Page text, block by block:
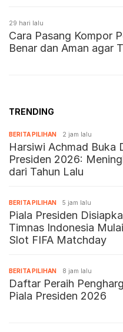
29 hari lalu
Cara Pasang Kompor
Benar dan Aman agar
TRENDING
BERITA PILIHAN 2 jam lalu
Harsiwi Achmad Buka
Presiden 2026:
dari Tahun Lalu
BERITA PILIHAN 5 jam lalu
Piala Presiden
Timnas Indonesia
Slot FIFA Matchday
BERITA PILIHAN 8 jam lalu
Daftar Peraih
Piala Presiden 2026